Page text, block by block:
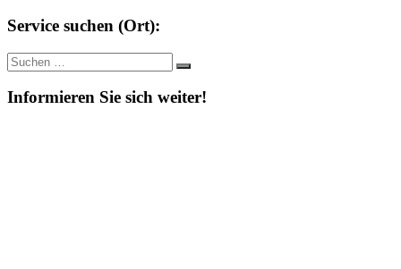
Service suchen (Ort):
Suche
nach:
Suchen
Informieren Sie sich weiter!